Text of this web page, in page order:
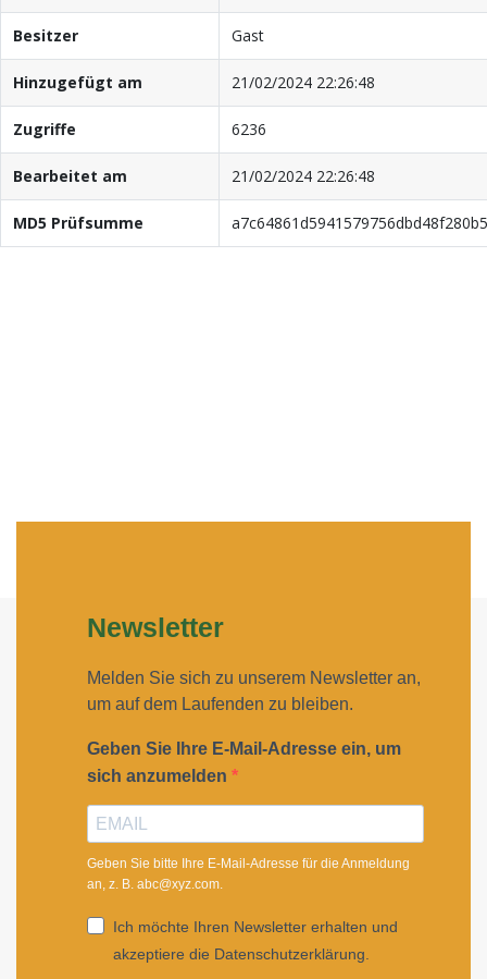
Besitzer Gast
Hinzugefügt am 21/02/2024 22:26:48
Zugriffe 6236
Bearbeitet am 21/02/2024 22:26:48
MD5 Prüfsumme
Newsletter
Melden Sie sich zu unserem Newsletter an,
um auf dem Laufenden zu bleiben.
Geben Sie Ihre E-Mail-Adresse ein, um
sich anzumelden
Geben Sie bitte Ihre E-Mail-Adresse für die Anmeldung
an, z. B. abc@xyz.com.
Ich möchte Ihren Newsletter erhalten und
akzeptiere die Datenschutzerklärung.